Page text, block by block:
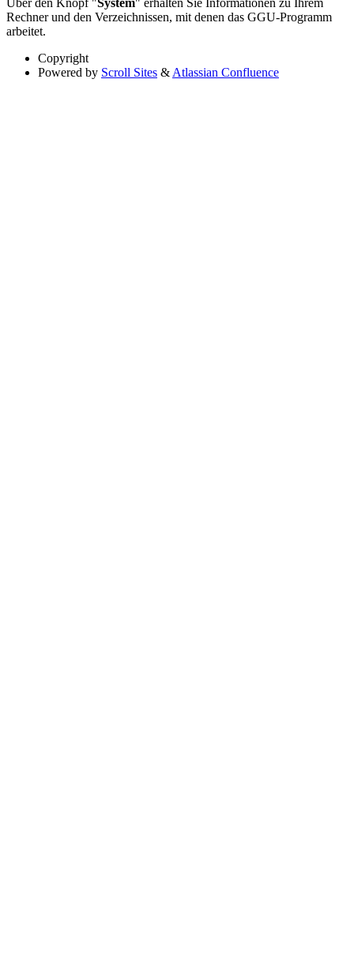
Rechner und den Verzeichnissen, mit denen das GGU-Programm
arbeitet.
Copyright
Powered by Scroll Sites & Atlassian Confluence